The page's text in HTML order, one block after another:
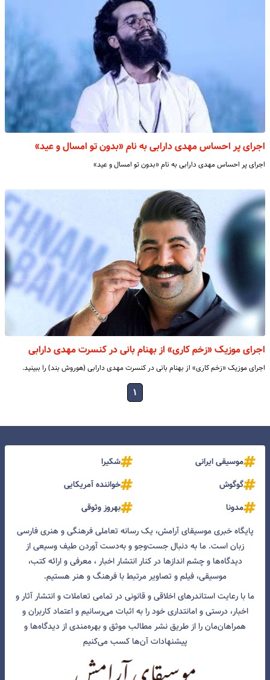
اجرای پر احساس مهدی دارابی به نام «بدون تو امسال و عید»
اجرای پر احساس مهدی دارابی به نام «بدون تو امسال و عید»
اجرای موزیک «زخم کاری» از بهنام بانی در کنسرت مهدی دارابی
اجرای موزیک «زخم کاری» از بهنام بانی در کنسرت مهدی دارابی (هوروش بند) را ببینید.
۱
موسیقی ایرانی
شکیرا
گوگوش
خواننده آمریکایی
مدونا
بهروز وثوقی
پایگاه خبری موسیقای آرامش، یک رسانه تعاملی فرهنگی و هنری فارسی
زبان است. ما به دنبال جست‌و‌جو و به‌دست آوردن طیف وسیعی از
دیدگاه‌ها و چشم انداز‌ها در کنار انتشار اخبار ، معرفی و ارائه کتب،
موسیقی، فیلم و تصاویر مرتبط با فرهنگ و هنر هستیم.
ما با رعایت استاندرهای اخلاقی و قانونی در تمامی تعاملات و انتشار آثار و
اخبار، درستی و امانتداری خود را به اثبات می‌رسانیم و اعتماد کاربران و
همراهان‌مان را از طریق نشر مطالب موثق و بهره‌مندی از دیدگاه‌ها و
پیشنهادات آن‌ها کسب می‌کنیم